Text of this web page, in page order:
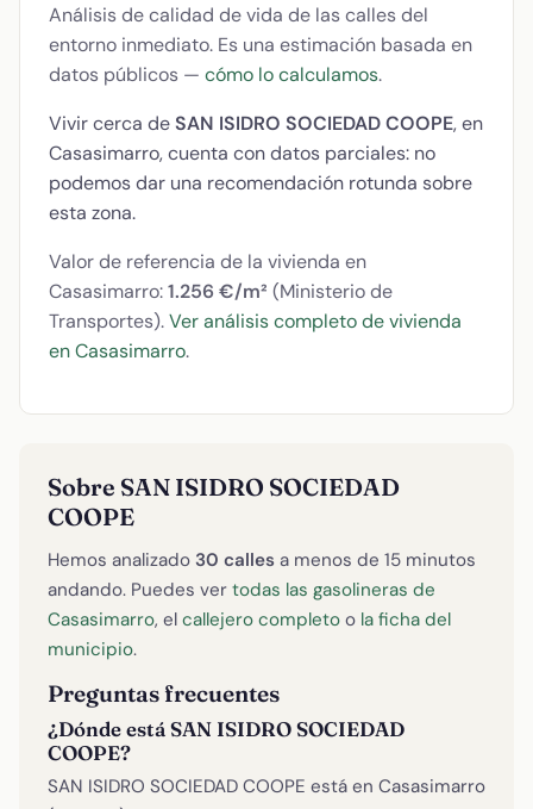
Análisis de calidad de vida de las calles del
entorno inmediato. Es una estimación basada en
datos públicos — cómo lo calculamos.
Vivir cerca deSAN ISIDRO SOCIEDAD COOPE, en
Casasimarro, cuenta con datos parciales: no
podemos dar una recomendación rotunda sobre
esta zona.
Valor de referencia de la vivienda en
Casasimarro:1.256 €/m² (Ministerio de
Transportes).Ver análisis completo de vivienda
en Casasimarro.
Sobre SAN ISIDRO SOCIEDAD
COOPE
Hemos analizado 30 calles a menos de 15 minutos
andando. Puedes ver todas las gasolineras de
Casasimarro, el callejero completo o la ficha del
municipio.
Preguntas frecuentes
¿Dónde está SAN ISIDRO SOCIEDAD
COOPE?
SAN ISIDRO SOCIEDAD COOPE está en Casasimarro